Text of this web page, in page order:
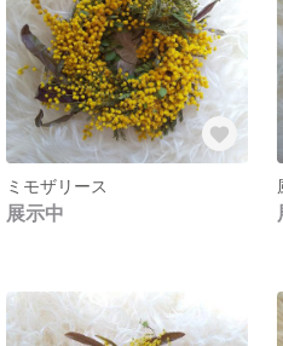
ミモザリース
展示中